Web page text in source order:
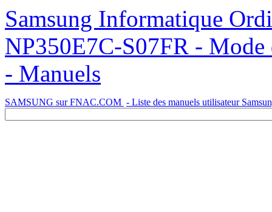
Samsung Informatique Ordinateur Portable NP350E7C
NP350E7C-S07FR -
- Manuels
SAMSUNG sur FNAC.COM - Liste des manuels utilisateur